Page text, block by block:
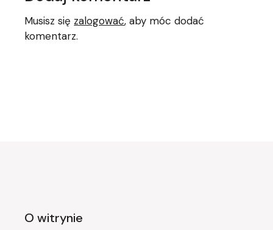
Musisz się zalogować, aby móc dodać
komentarz.
O witrynie